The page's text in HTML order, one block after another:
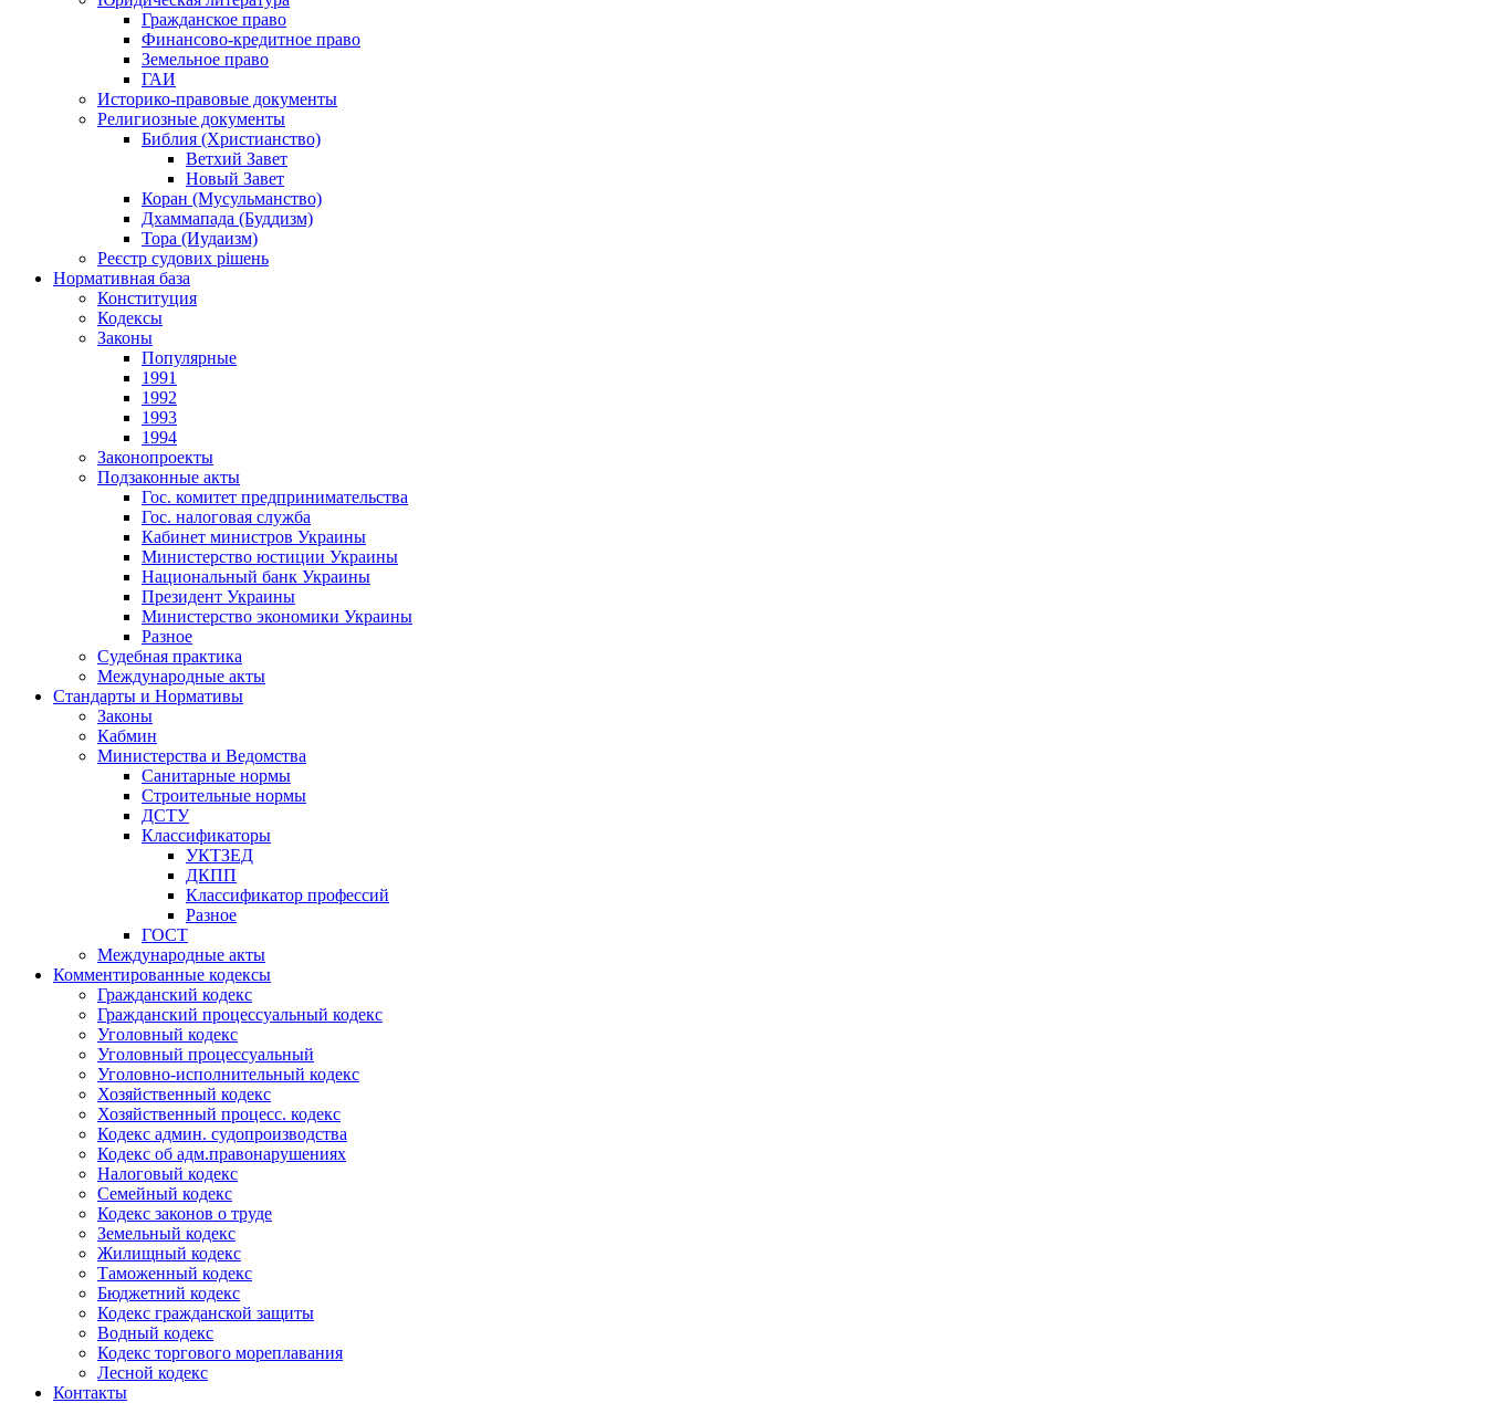
Гражданское право
Финансово-кредитное право
Земельное право
ГАИ
Историко-правовые документы
Религиозные документы
Библия (Христианство)
Ветхий Завет
Новый Завет
Коран (Мусульманство)
Дхаммапада (Буддизм)
Тора (Иудаизм)
Реєстр судових рішень
Нормативная база
Конституция
Кодексы
Законы
Популярные
1991
1992
1993
1994
Законопроекты
Подзаконные акты
Гос. комитет предпринимательства
Гос. налоговая служба
Кабинет министров Украины
Министерство юстиции Украины
Национальный банк Украины
Президент Украины
Министерство экономики Украины
Разное
Судебная практика
Международные акты
Стандарты и Нормативы
Законы
Кабмин
Министерства и Ведомства
Санитарные нормы
Строительные нормы
ДСТУ
Классификаторы
УКТЗЕД
ДКПП
Классификатор профессий
Разное
ГОСТ
Международные акты
Комментированные кодексы
Гражданский кодекс
Гражданский процессуальный кодекс
Уголовный кодекс
Уголовный процессуальный
Уголовно-исполнительный кодекс
Хозяйственный кодекс
Хозяйственный процесс. кодекс
Кодекс админ. судопроизводства
Кодекс об адм.правонарушениях
Налоговый кодекс
Семейный кодекс
Кодекс законов о труде
Земельный кодекс
Жилищный кодекс
Таможенный кодекс
Бюджетний кодекс
Кодекс гражданской защиты
Водный кодекс
Кодекс торгового мореплавания
Лесной кодекс
Контакты